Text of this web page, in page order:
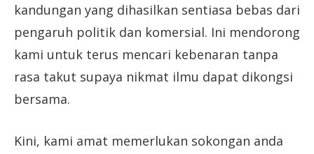
kandungan yang dihasilkan sentiasa bebas dari
pengaruh politik dan komersial. Ini mendorong
kami untuk terus mencari kebenaran tanpa
rasa takut supaya nikmat ilmu dapat dikongsi
bersama.
Kini, kami amat memerlukan sokongan anda